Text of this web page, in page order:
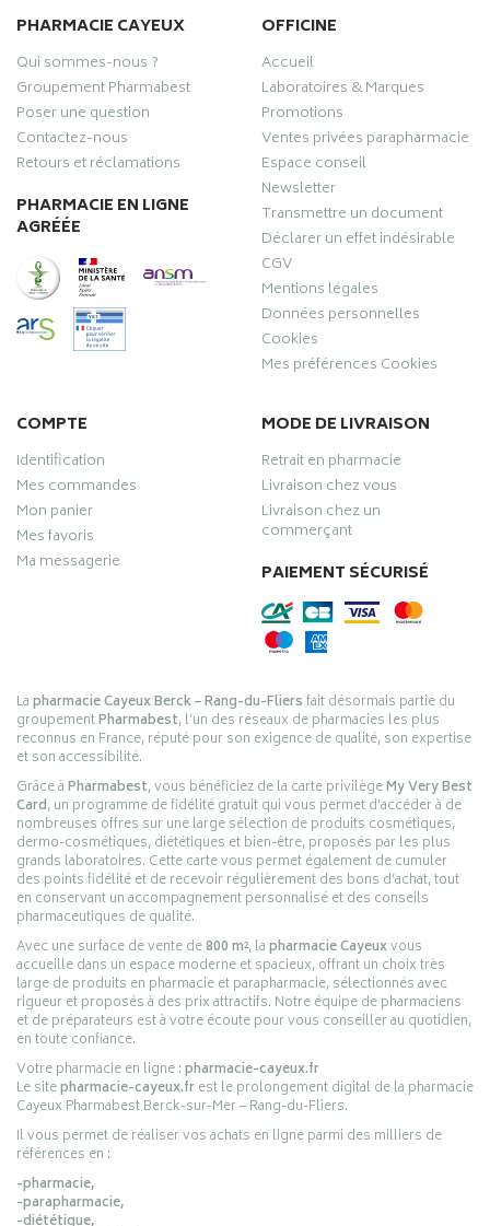
PHARMACIE CAYEUX
Qui sommes-nous ?
Groupement Pharmabest
Poser une question
Contactez-nous
Retours et réclamations
PHARMACIE EN LIGNE
AGRÉÉE
OFFICINE
Accueil
Laboratoires & Marques
Promotions
Ventes privées parapharmacie
Espace conseil
Newsletter
Transmettre un document
Déclarer un effet indésirable
CGV
Mentions légales
Données personnelles
Cookies
Mes préférences Cookies
COMPTE
Identification
Mes commandes
Mon panier
Mes favoris
Ma messagerie
MODE DE LIVRAISON
Retrait en pharmacie
Livraison chez vous
Livraison chez un
commerçant
PAIEMENT SÉCURISÉ
Lapharmacie Cayeux Berck – Rang-du-Fliersfait désormais partie du
groupementPharmabest, l’un des réseaux de pharmacies les plus
reconnus en France, réputé pour son exigence de qualité, son expertise
et son accessibilité.
Grâce àPharmabest, vous bénéficiez de la carte privilègeMy Very Best
Card, un programme de fidélité gratuit qui vous permet d’accéder à de
nombreuses offres sur une large sélection de produits cosmétiques,
dermo-cosmétiques, diététiques et bien-être, proposés par les plus
grands laboratoires. Cette carte vous permet également de cumuler
des points fidélité et de recevoir régulièrement des bons d’achat, tout
en conservant un accompagnement personnalisé et des conseils
pharmaceutiques de qualité.
Avec une surface de vente de800 m², lapharmacie Cayeuxvous
accueille dans un espace moderne et spacieux, offrant un choix très
large de produits en pharmacie et parapharmacie, sélectionnés avec
rigueur et proposés à des prix attractifs. Notre équipe de pharmaciens
et de préparateurs est à votre écoute pour vous conseiller au quotidien,
en toute confiance.
Votre pharmacie en ligne :pharmacie-cayeux.fr
Le sitepharmacie-cayeux.frest le prolongement digital de la pharmacie
Cayeux Pharmabest Berck-sur-Mer – Rang-du-Fliers.
Il vous permet de réaliser vos achats en ligne parmi des milliers de
références en :
-pharmacie,
-parapharmacie,